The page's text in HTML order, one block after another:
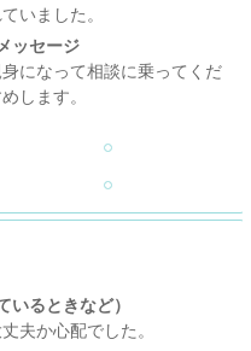
いました。
ッセージ
になって相談に乗ってくだ
します。
いるときなど）
夫か心配でした。